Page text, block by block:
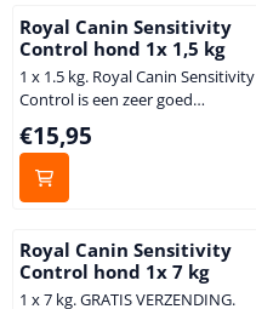
waarin een geselecteerde eiwit-
en koolhydraatbron (eend
respectievelijk tapioca) worden
gebruikt, dat de kans op huid-of
maagdarmreacties...
Royal Canin Sensitivity
Control hond 1x 1,5 kg
1 x 1.5 kg. Royal Canin Sensitivity
Control is een zeer goed
samengesteld ter ondersteuning
van de behandeling bij
voedselallergie of
waarin een geselecteerde eiwit-
en koolhydraatbron (eend
Prijs: 15,95
€15,95
Royal Canin Sensitivity
Control hond 1x 7 kg
1 x 7 kg. GRATIS VERZENDING.